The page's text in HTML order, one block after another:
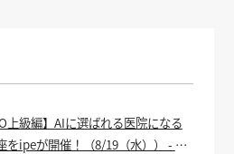
上級編】AIに選ばれる医院になる
をipeが開催！（8/19（水）） - PR